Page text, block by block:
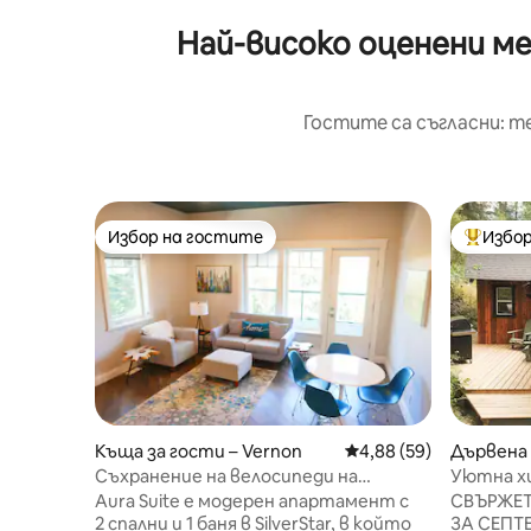
Най-високо оценени
Гостите са съгласни:
Избор на гостите
Избор на гостите
Къща за гости – Vernon Средна оценка: 4,88
4,88 (59)
Съхранение на велосипеди на
закрито• частна джакузи•голяма
тераса/гледка
Aura Suite е модерен апартамент с
2 спални и 1 баня в SilverStar, в който
Най-
Дървена
Уютна
ЗА